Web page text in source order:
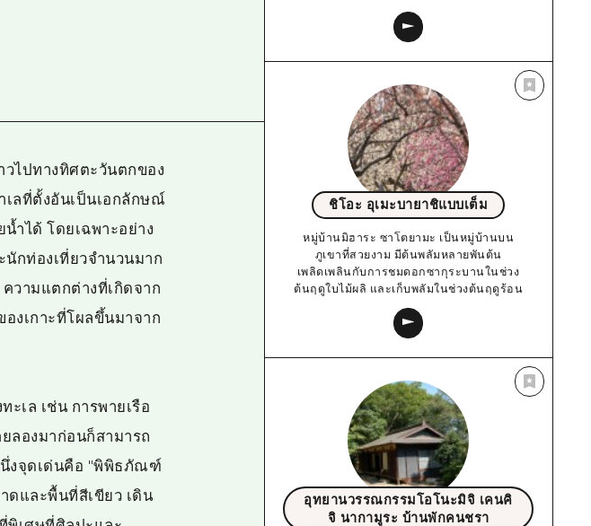
ไปทางทิศตะวันตกของ
เลที่ตั้งอันเป็นเอกลักษณ์
ำได้ โดยเฉพาะอย่าง
กท่องเที่ยวจำนวนมาก
วามแตกต่างที่เกิดจาก
งเกาะที่โผลขึ้นมาจาก
เล เช่น การพายเรือ
ลองมาก่อนก็สามารถ
นึ่งจุดเด่นคือ "พิพิธภัณฑ์
ดและพื้นที่สีเขียว เดิน
ชิโอะ อุเมะบายาชิแบบเต็ม
หมู่บ้านมิฮาระ ซาโตยามะ เป็นหมู่บ้านบน
ภูเขาที่สวยงาม มีต้นพลัมหลายพันต้น
เพลิดเพลินกับการชมดอกซากุระบานในช่วง
ต้นฤดูใบไม้ผลิ และเก็บพลัมในช่วงต้นฤดูร้อน
อุทยานวรรณกรรมโอโนะมิจิ เคนคิ
จิ นากามูระ บ้านพักคนชรา